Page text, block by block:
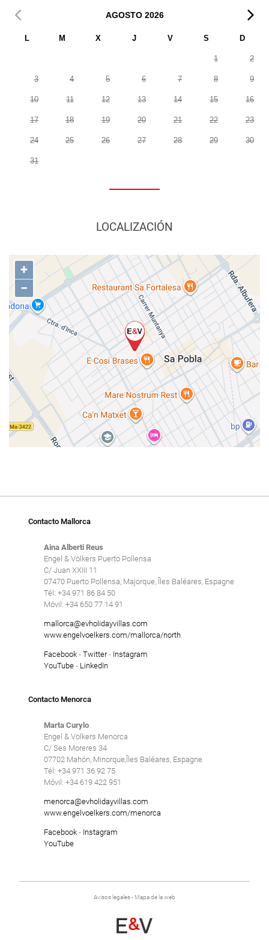
AGOSTO 2026
L M X J V S D
1 2
3 4 5 6 7 8 9
10 11 12 13 14 15 16
17 18 19 20 21 22 23
24 25 26 27 28 29 30
31
LOCALIZACIÓN
+
−
Contacto Mallorca
Aina Alberti Reus
Engel & Völkers Puerto Pollensa
C/ Juan XXIII 11
07470 Puerto Pollensa, Majorque, Îles Baléares, Espagne
Tél: +34 971 86 84 50
Móvil: +34 650 77 14 91
mallorca@evholidayvillas.com
www.engelvoelkers.com/mallorca/north
Facebook- Twitter- Instagram
YouTube- LinkedIn
Contacto Menorca
Marta Curylo
Engel & Völkers Menorca
C/ Ses Moreres 34
07702 Mahón, Minorque,Îles Baléares, Espagne
Tél: +34 971 36 92 75
Móvil: +34 619 422 951
menorca@evholidayvillas.com
www.engelvoelkers.com/menorca
Facebook- Instagram
YouTube
Avisos legales- Mapa de la web